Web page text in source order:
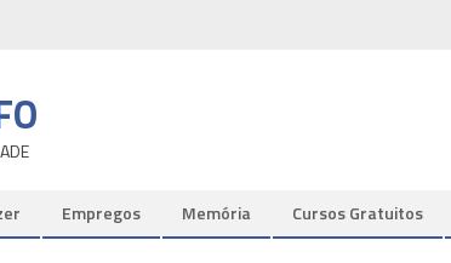
Empregos Memória Cursos Gratuitos